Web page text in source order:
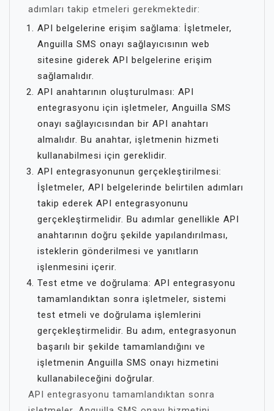
adımları takip etmeleri gerekmektedir:
API belgelerine erişim sağlama: İşletmeler,
Anguilla SMS onayı sağlayıcısının web
sitesine giderek API belgelerine erişim
sağlamalıdır.
API anahtarının oluşturulması: API
entegrasyonu için işletmeler, Anguilla SMS
onayı sağlayıcısından bir API anahtarı
almalıdır. Bu anahtar, işletmenin hizmeti
kullanabilmesi için gereklidir.
API entegrasyonunun gerçekleştirilmesi:
İşletmeler, API belgelerinde belirtilen adımları
takip ederek API entegrasyonunu
gerçekleştirmelidir. Bu adımlar genellikle API
anahtarının doğru şekilde yapılandırılması,
isteklerin gönderilmesi ve yanıtların
işlenmesini içerir.
Test etme ve doğrulama: API entegrasyonu
tamamlandıktan sonra işletmeler, sistemi
test etmeli ve doğrulama işlemlerini
gerçekleştirmelidir. Bu adım, entegrasyonun
başarılı bir şekilde tamamlandığını ve
işletmenin Anguilla SMS onayı hizmetini
kullanabileceğini doğrular.
API entegrasyonu tamamlandıktan sonra